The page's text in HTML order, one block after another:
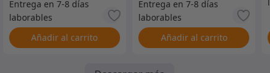
Añadir al carrito Añadir al carrito